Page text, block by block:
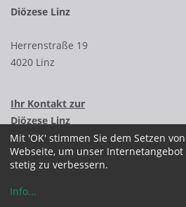
Diözese Linz
Herrenstraße 19
4020 Linz
Ihr Kontakt zur
Diözese Linz
Mit 'OK' stimmen Sie dem Setzen
Webseite, um unser
stetig zu verbessern.
Info...